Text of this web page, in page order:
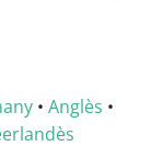
• Anglès •